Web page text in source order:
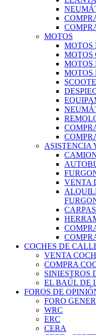
MOTOS
MOTOS
MOTOS
MOTOS
MOTOS
ASISTENCIA
VENTA
CARPAS
COCHES DE
VENTA
COMPRA
SINIESTROS
EL BAÚL DE
FOROS DE
FORO
WRC
ERC
CERA